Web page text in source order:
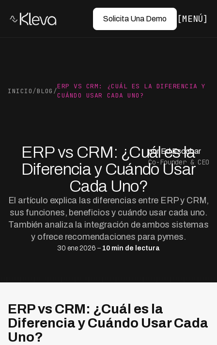
Solicita Una Demo MENÚ
INICIO/BLOG /
ERP VS CRM: ¿CUÁL ES LA DIFERENCIA Y
CUÁNDO USAR CADA UNO?
ERP vs CRM: ¿Cuál es la
Diferencia y Cuándo Usar
Cada Uno?
El artículo explica las diferencias entre ERP y CRM,
sus funciones, beneficios y cuándo usar cada uno.
También analiza la integración de ambos sistemas
y ofrece recomendaciones para pymes.
30 ene 2026 – 10 min de lectura
por Ed Escobar
Co-Founder & CEO
ERP vs CRM: ¿Cuál es la
Diferencia y Cuándo Usar Cada
Uno?